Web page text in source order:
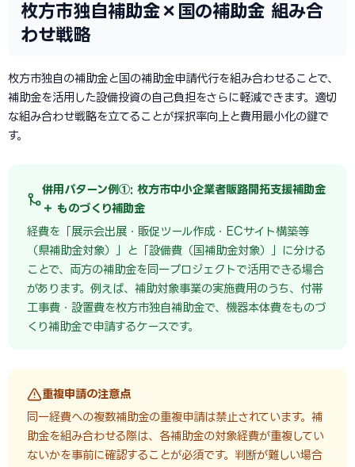
枚方市独自補助金×国の補助金 組み合
わせ戦略
枚方市独自の補助金と国の補助金申請代行を組み合わせることで、
補助金を活用した設備投資の自己負担をさらに軽減できます。適切
な組み合わせ戦略を立てることが採択率向上と費用最小化の鍵で
す。
併用パターン例①: 枚方市中小企業者販路開拓支援補助金
＋ ものづくり補助金
経費を「展示会出展・販促ツール作成・ECサイト構築等
（県補助金対象）」と「設備費（国補助金対象）」に分ける
ことで、両方の補助金を同一プロジェクトで活用できる場合
があります。例えば、補助対象事業の実施費用のうち、付帯
工事費・設置費を枚方市独自補助金で、機器本体費をものづ
くり補助金で申請するケースです。
重複申請の注意点
同一経費への複数補助金の重複申請は禁止されています。補
助金を組み合わせる際は、各補助金の対象経費が重複してい
ないかを事前に確認することが必須です。判断が難しい場合